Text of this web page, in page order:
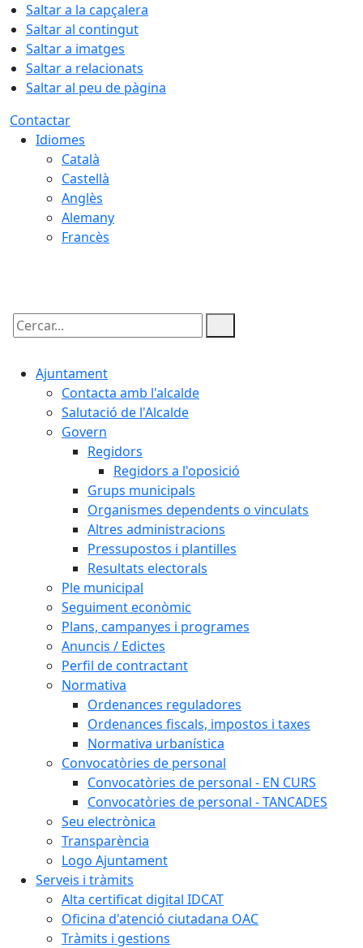
Saltar a la capçalera
Saltar al contingut
Saltar a imatges
Saltar a relacionats
Saltar al peu de pàgina
Contactar
Idiomes
Català
Castellà
Anglès
Alemany
Francès
Cercar:
Ajuntament
Contacta amb l'alcalde
Salutació de l'Alcalde
Govern
Regidors
Regidors a l'oposició
Grups municipals
Organismes dependents o vinculats
Altres administracions
Pressupostos i plantilles
Resultats electorals
Ple municipal
Seguiment econòmic
Plans, campanyes i programes
Anuncis / Edictes
Perfil de contractant
Normativa
Ordenances reguladores
Ordenances fiscals, impostos i taxes
Normativa urbanística
Convocatòries de personal
Convocatòries de personal - EN CURS
Convocatòries de personal - TANCADES
Seu electrònica
Transparència
Logo Ajuntament
Serveis i tràmits
Alta certificat digital IDCAT
Oficina d'atenció ciutadana OAC
Tràmits i gestions